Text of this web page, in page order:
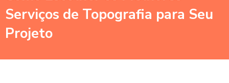
Serviços de Topografia para Seu
Projeto